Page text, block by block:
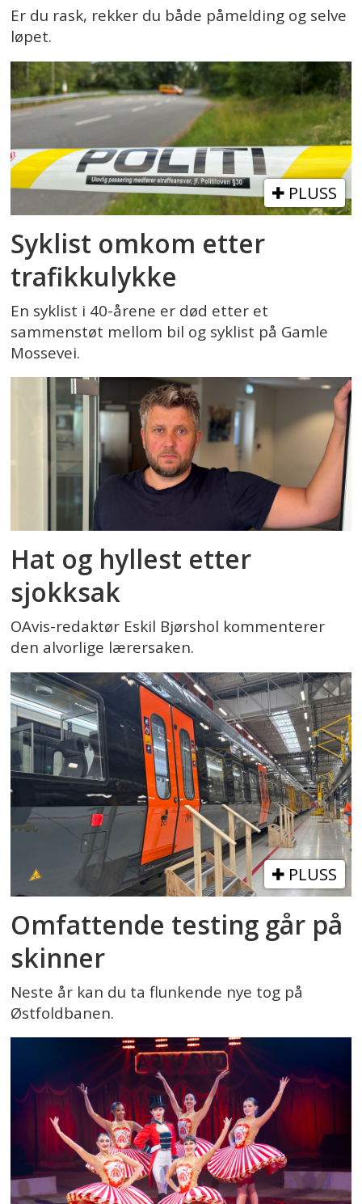
Er du rask, rekker du både påmelding og selve
løpet.
PLUSS
Syklist omkom etter
trafikkulykke
En syklist i 40-årene er død etter et
sammenstøt mellom bil og syklist på Gamle
Mossevei.
Hat og hyllest etter
sjokksak
OAvis-redaktør Eskil Bjørshol kommenterer
den alvorlige lærersaken.
PLUSS
Omfattende testing går på
skinner
Neste år kan du ta flunkende nye tog på
Østfoldbanen.